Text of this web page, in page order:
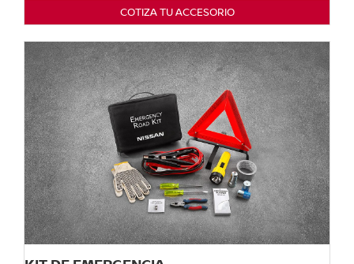
COTIZA TU ACCESORIO